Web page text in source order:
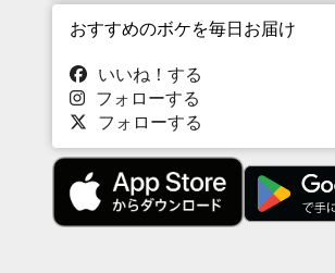
おすすめのボケを毎日お届け
いいね！する
フォローする
フォローする